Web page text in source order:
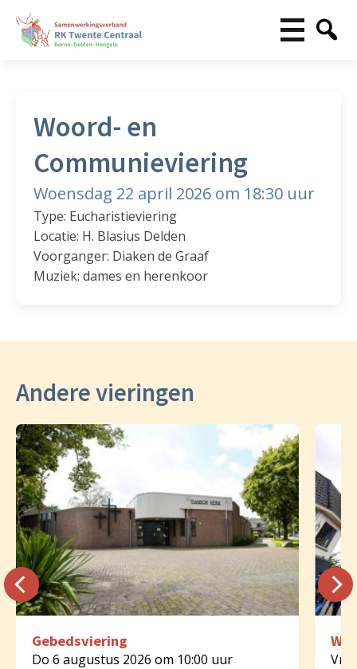
Woord- en
Communieviering
Woensdag 22 april 2026 om 18:30 uur
Type: Eucharistieviering
Locatie: H. Blasius Delden
Voorganger: Diaken de Graaf
Muziek: dames en herenkoor
Andere vieringen
Gebedsviering
Do 6 augustus 2026 om 10:00 uur
Vr